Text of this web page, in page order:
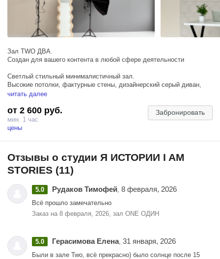
Зал TWO ДВА.
Создан для вашего контента в любой сфере деятельности
Светлый стильный минималистичный зал.
Высокие потолки, фактурные стены, дизайнерский серый диван,
стильный рейл, ростовое зеркало как из Pinterest, трендовая
Реквизит:
-муляж макбука( на экране нанесена картинка, которая повторяет
-журналы
В зале несколько зон :
-локация с диваном+ фактурная стена "волна"
-локация со столом и стулом+фактурная стена "круги"
-серая стена
-бежевая стена
читать далее
от 2 600 руб.
мин. 1 час
цены
Забронировать
Отзывы о студии Я ИСТОРИИ I AM
STORIES (11)
5.0 Рудаков Тимофей 8 февраля, 2026
Всё прошло замечательно
Заказ на 8 февраля, 2026, зал ONE ОДИН
5.0 Герасимова Елена, 31 января, 2026
Были в зале Two, всё прекрасно) было солнце после 15